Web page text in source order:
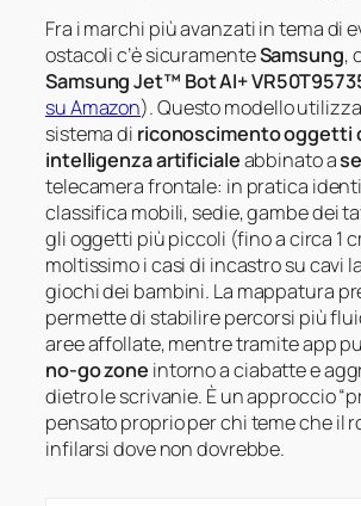
Fra i marchi più avanzati in tema di
ostacoli c’è sicuramenteSamsung,
Samsung Jet™ Bot AI+
su Amazon). Questo modello
sistema di riconoscimento oggetti
intelligenza artificialeabbinato a
telecamera frontale: in pratica
classifica mobili, sedie, gambe dei
gli oggetti più piccoli (fino a circa 1
moltissimo i casi di incastro su cavi
giochi dei bambini. La mappatura
permette di stabilire percorsi più
aree affollate, mentre tramite app
no-go zone intorno a ciabatte e
dietro le scrivanie. È un approccio
pensato proprio per chi teme che il
infilarsi dove non dovrebbe.